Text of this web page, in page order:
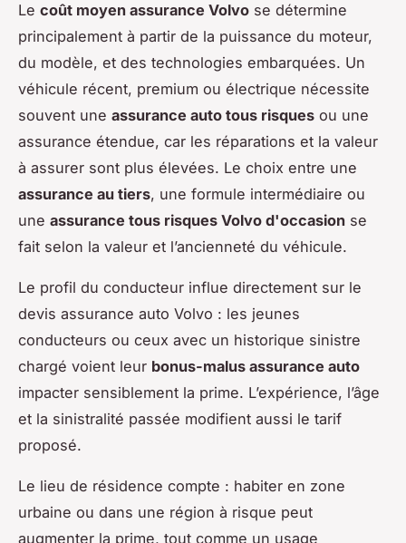
Le coût moyen assurance Volvo se détermine
principalement à partir de la puissance du moteur,
du modèle, et des technologies embarquées. Un
véhicule récent, premium ou électrique nécessite
souvent une assurance auto tous risques ou une
assurance étendue, car les réparations et la valeur
à assurer sont plus élevées. Le choix entre une
assurance au tiers, une formule intermédiaire ou
une assurance tous risques Volvo d'occasion se
fait selon la valeur et l’ancienneté du véhicule.
Le profil du conducteur influe directement sur le
devis assurance auto Volvo : les jeunes
conducteurs ou ceux avec un historique sinistre
chargé voient leur bonus-malus assurance auto
impacter sensiblement la prime. L’expérience, l’âge
et la sinistralité passée modifient aussi le tarif
proposé.
Le lieu de résidence compte : habiter en zone
urbaine ou dans une région à risque peut
augmenter la prime, tout comme un usage